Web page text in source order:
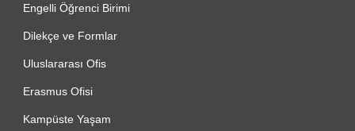
Engelli Öğrenci Birimi
Dilekçe ve Formlar
Uluslararası Ofis
Erasmus Ofisi
Kampüste Yaşam